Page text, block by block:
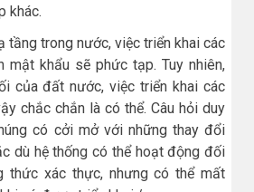
khác.
tầng trong nước, việc triển khai các
mật khẩu sẽ phức tạp. Tuy nhiên,
của đất nước, việc triển khai các
chắc chắn là có thể. Câu hỏi duy
có cởi mở với những thay đổi
dù hệ thống có thể hoạt động đối
thức xác thực, nhưng có thể mất